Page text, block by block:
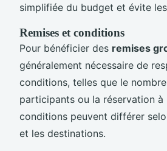
simplifiée du budget et évite
Remises et conditions
Pour bénéficier des remises
généralement nécessaire de
conditions, telles que le
participants ou la réservation à
conditions peuvent différer
et les destinations.